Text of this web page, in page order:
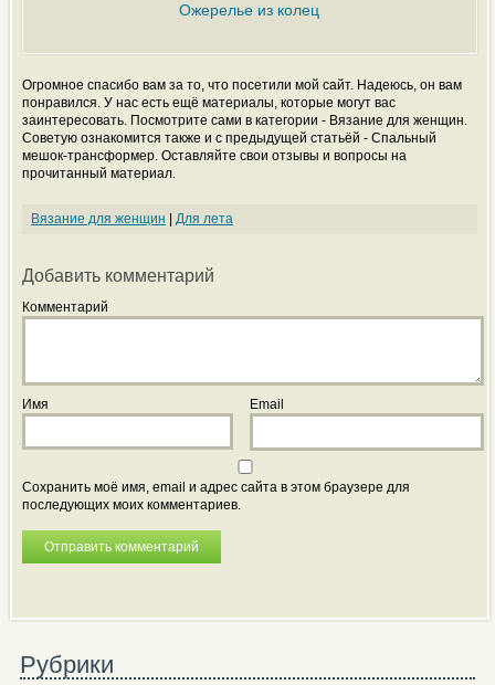
Ожерелье из колец
Огромное спасибо вам за то, что посетили мой сайт. Надеюсь, он вам
понравился. У нас есть ещё материалы, которые могут вас
заинтересовать. Посмотрите сами в категории - Вязание для женщин.
Советую ознакомится также и с предыдущей статьёй - Спальный
мешок-трансформер. Оставляйте свои отзывы и вопросы на
прочитанный материал.
Вязание для женщин Для лета
Добавить комментарий
Комментарий
Имя Email
Сохранить моё имя, email и адрес сайта в этом браузере для
последующих моих комментариев.
Рубрики